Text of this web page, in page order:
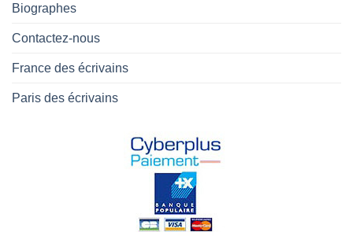
Biographes
Contactez-nous
France des écrivains
Paris des écrivains